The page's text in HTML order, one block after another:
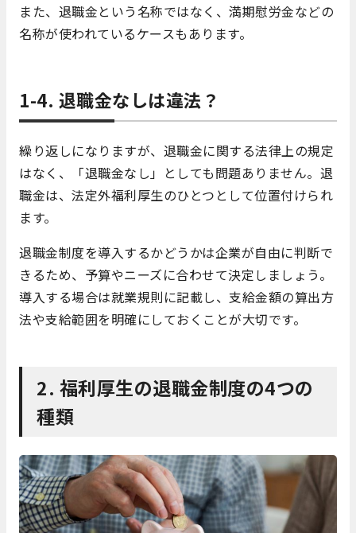
また、退職金という名称ではなく、満期慰労金などの
名称が使われているケースもあります。
1-4. 退職金なしは違法？
繰り返しになりますが、退職金に関する法律上の規定
はなく、「退職金なし」としても問題ありません。退
職金は、法定外福利厚生のひとつとして位置付けられ
ます。
退職金制度を導入するかどうかは企業が自由に判断で
きるため、予算やニーズに合わせて決定しましょう。
導入する場合は就業規則に記載し、支給金額の算出方
法や支給範囲を明確にしておくことが大切です。
2. 福利厚生の退職金制度の4つの
種類